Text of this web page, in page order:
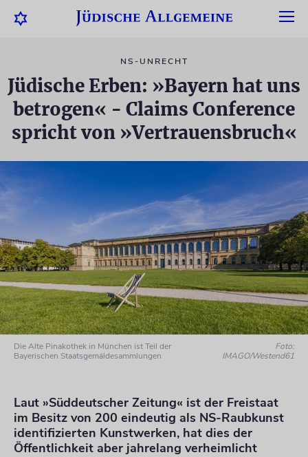
NS-UNRECHT
Jüdische Erben: »Bayern hat uns
betrogen« - Claims Conference
spricht von »Vertrauensbruch«
Die Alte Pinakothek in München ist Teil der
Bayerischen Staatsgemäldesammlungen
Foto:
IMAGO/Westend61
Laut »Süddeutscher Zeitung« ist der Freistaat
im Besitz von 200 eindeutig als NS-Raubkunst
identifizierten Kunstwerken, hat dies der
Öffentlichkeit aber jahrelang verheimlicht